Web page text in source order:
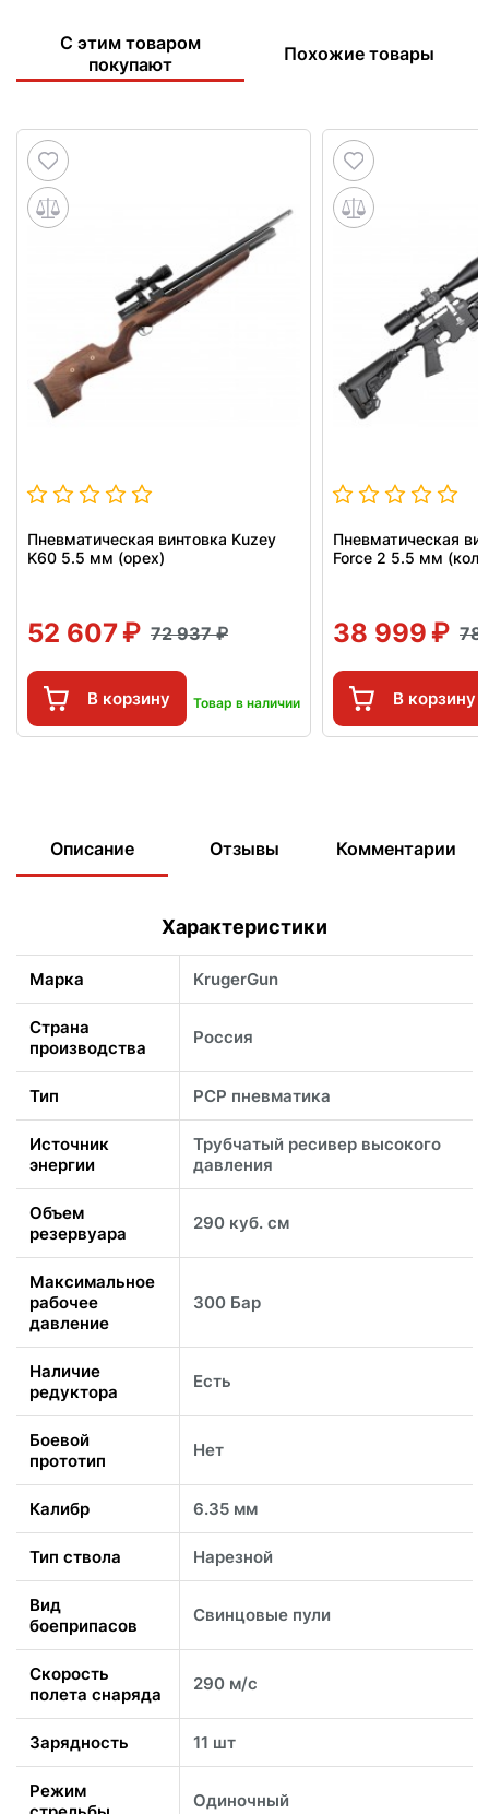
С этим товаром
покупают
Похожие товары
Пневматическая винтовка Kuzey
K60 5.5 мм (орех)
52 607 72 937
В корзину Товар в наличии
Пневматическая
Force 2 5.5 мм
38 999 78
В корзину
Описание Отзывы Комментарии
Характеристики
Марка KrugerGun
Страна
производства
Россия
Тип PCP пневматика
Источник
энергии
Трубчатый ресивер высокого
давления
Объем
резервуара
290 куб. см
Максимальное
рабочее
давление
300 Бар
Наличие
редуктора
Есть
Боевой
прототип
Нет
Калибр 6.35 мм
Тип ствола Нарезной
Вид
боеприпасов
Свинцовые пули
Скорость
полета снаряда
290 м/c
Зарядность 11 шт
Режим
Одиночный